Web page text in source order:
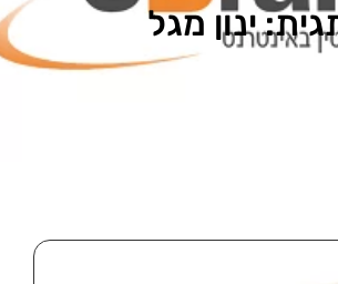
ינון מגל